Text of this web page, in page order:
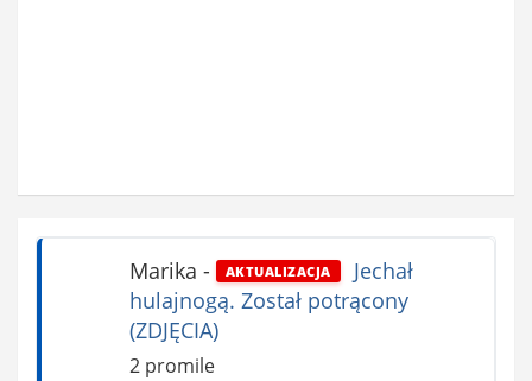
Marika - AKTUALIZACJA
Jechał
hulajnogą. Został potrącony
(ZDJĘCIA)
2 promile